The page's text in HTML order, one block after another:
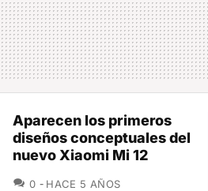
Aparecen los primeros
diseños conceptuales del
nuevo Xiaomi Mi 12
0 COMENTARIOS
HACE 5 AÑOS